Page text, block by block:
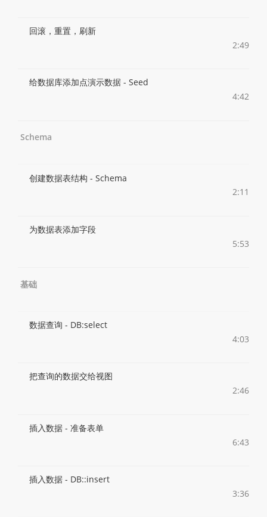
回滚，重置，刷新
2:49
给数据库添加点演示数据 - Seed
4:42
Schema
创建数据表结构 - Schema
2:11
为数据表添加字段
5:53
基础
数据查询 - DB:select
4:03
把查询的数据交给视图
2:46
插入数据 - 准备表单
6:43
插入数据 - DB::insert
3:36